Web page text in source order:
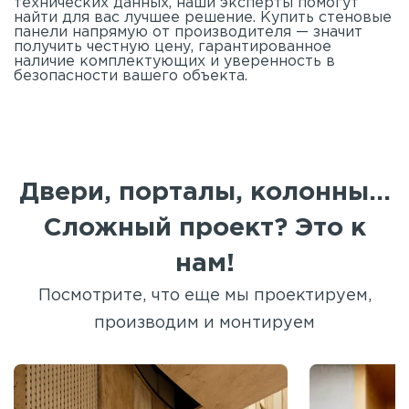
технических данных, наши эксперты помогут
найти для вас лучшее решение. Купить стеновые
панели напрямую от производителя — значит
получить честную цену, гарантированное
наличие комплектующих и уверенность в
безопасности вашего объекта.
Двери, порталы, колонны...
Сложный проект? Это к
нам!
Посмотрите, что еще мы проектируем,
производим и монтируем